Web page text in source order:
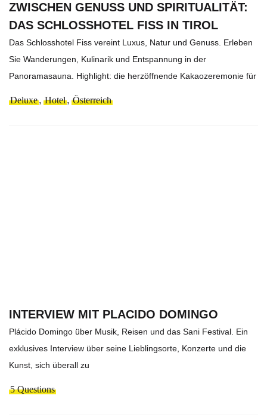
ZWISCHEN GENUSS UND SPIRITUALITÄT:
DAS SCHLOSSHOTEL FISS IN TIROL
Das Schlosshotel Fiss vereint Luxus, Natur und Genuss. Erleben
Sie Wanderungen, Kulinarik und Entspannung in der
Panoramasauna. Highlight: die herzöffnende Kakaozeremonie für
Deluxe, Hotel, Österreich
INTERVIEW MIT PLACIDO DOMINGO
Plácido Domingo über Musik, Reisen und das Sani Festival. Ein
exklusives Interview über seine Lieblingsorte, Konzerte und die
Kunst, sich überall zu
5 Questions